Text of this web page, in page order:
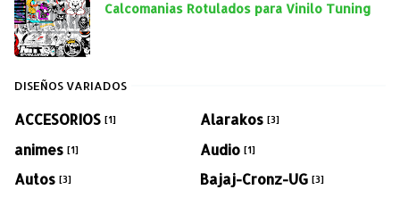
Calcomanias Rotulados para Vinilo Tuning
DISEÑOS VARIADOS
ACCESORIOS [1] Alarakos [3]
animes [1] Audio [1]
Autos [3] Bajaj-Cronz-UG [3]